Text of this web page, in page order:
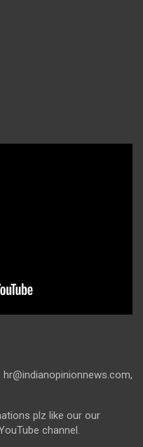
plz like our our
channel.